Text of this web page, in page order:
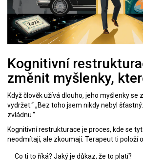
Kognitivní
změnit myšlenky,
Když člověk užívá dlouho, jeho myšlenky se
vydržet.“ „Bez toho jsem nikdy nebyl
zvládnu.“
Kognitivní restrukturace je proces, kde se
neodmítají, ale zkoumají. Terapeut ti položí
Co ti to říká? Jaký je důkaz, že to platí?